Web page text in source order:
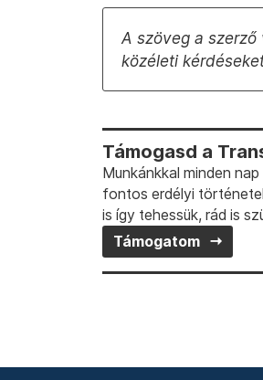
A szöveg a
közéleti
Támogasd a
Munkánkkal minden
fontos erdélyi
is így tehessük, rád is
Támogatom